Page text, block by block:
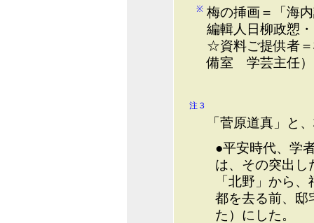
※ 梅の挿画＝「海
編輯人日柳政愬
☆資料ご提供者
備室 学芸主任）
注３
「菅原道真」と
●平安時代、学
は、その突出し
「北野」から
都を去る前、邸
た）にした。